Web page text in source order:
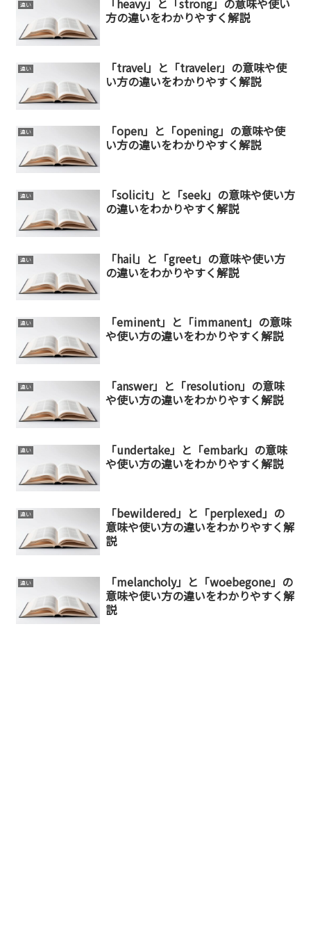
違い
「heavy」と「strong」の意味や使い
方の違いをわかりやすく解説
違い
「travel」と「traveler」の意味や使
い方の違いをわかりやすく解説
違い
「open」と「opening」の意味や使
い方の違いをわかりやすく解説
違い
「solicit」と「seek」の意味や使い方
の違いをわかりやすく解説
違い
「hail」と「greet」の意味や使い方
の違いをわかりやすく解説
違い
「eminent」と「immanent」の意味
や使い方の違いをわかりやすく解説
違い
「answer」と「resolution」の意味
や使い方の違いをわかりやすく解説
違い
「undertake」と「embark」の意味
や使い方の違いをわかりやすく解説
違い
「bewildered」と「perplexed」の
意味や使い方の違いをわかりやすく解
説
違い
「melancholy」と「woebegone」の
意味や使い方の違いをわかりやすく解
説